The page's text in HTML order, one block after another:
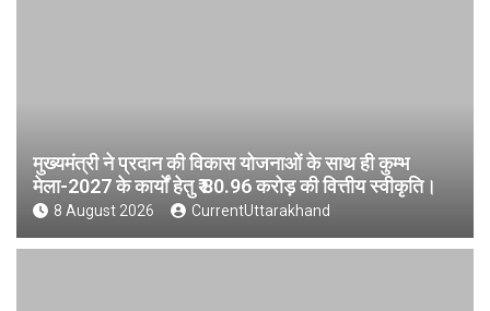
मुख्यमंत्री ने प्रदान की विकास योजनाओं के साथ ही कुम्भ
मेला-2027 के कार्यों हेतु ₹ 80.96 करोड़ की वित्तीय स्वीकृति।
8 August 2026 CurrentUttarakhand